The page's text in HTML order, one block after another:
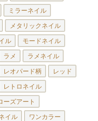
ミラーネイル
メタリックネイル
ル モードネイル
ラメ ラメネイル
レオパード柄 レッド
レトロネイル
ーズアート
イル ワンカラー